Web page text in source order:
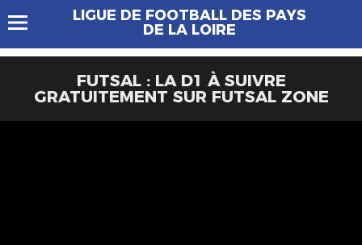
LIGUE DE FOOTBALL DES PAYS
DE LA LOIRE
FUTSAL : LA D1 À SUIVRE
GRATUITEMENT SUR FUTSAL ZONE